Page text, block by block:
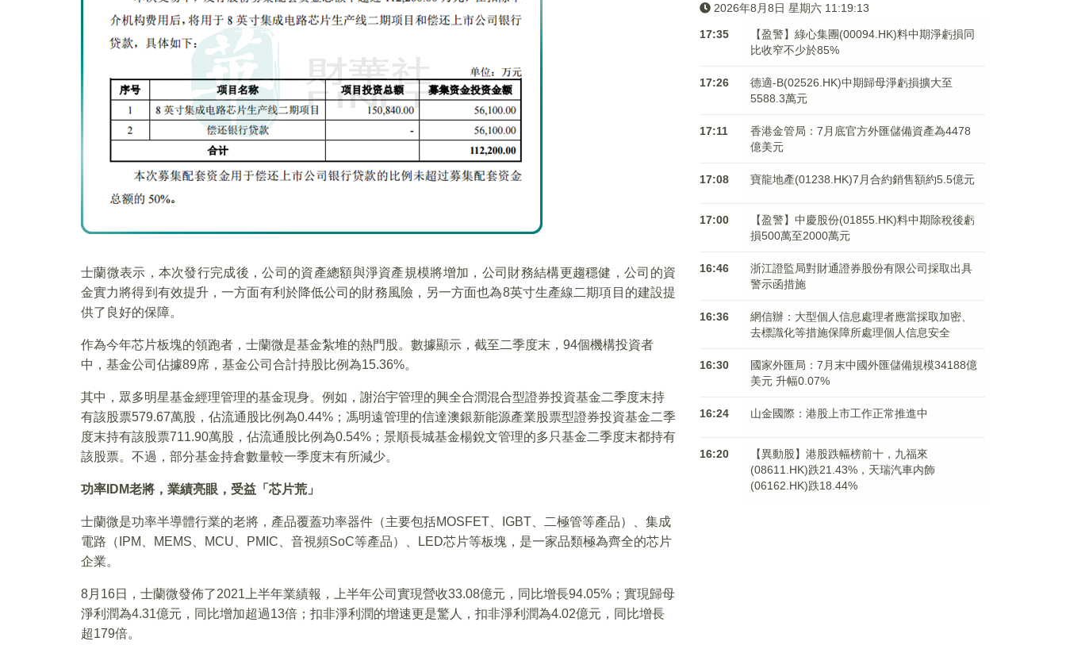
士蘭微表示，本次發行完成後，公司的資產總額與淨資產規模將增加，公司財務結構更趨穩健，公司的資
金實力將得到有效提升，一方面有利於降低公司的財務風險，另一方面也為8英寸生產線二期項目的建設提
供了良好的保障。
作為今年芯片板塊的領跑者，士蘭微是基金紮堆的熱門股。數據顯示，截至二季度末，94個機構投資者
中，基金公司佔據89席，基金公司合計持股比例為15.36%。
其中，眾多明星基金經理管理的基金現身。例如，謝治宇管理的興全合潤混合型證券投資基金二季度末持
有該股票579.67萬股，佔流通股比例為0.44%；馮明遠管理的信達澳銀新能源產業股票型證券投資基金二季
度末持有該股票711.90萬股，佔流通股比例為0.54%；景順長城基金楊銳文管理的多只基金二季度末都持有
該股票。不過，部分基金持倉數量較一季度末有所減少。
功率IDM老將，業績亮眼，受益「芯片荒」
士蘭微是功率半導體行業的老將，產品覆蓋功率器件（主要包括MOSFET、IGBT、二極管等產品）、集成
電路（IPM、MEMS、MCU、PMIC、音視頻SoC等產品）、LED芯片等板塊，是一家品類極為齊全的芯片
企業。
8月16日，士蘭微發佈了2021上半年業績報，上半年公司實現營收33.08億元，同比增長94.05%；實現歸母
淨利潤為4.31億元，同比增加超過13倍；扣非淨利潤的增速更是驚人，扣非淨利潤為4.02億元，同比增長
超179倍。
2026年8月8日 星期六 11:19:14
17:35
【盈警】綠心集團(00094.HK)料中期淨虧損同
比收窄不少於85%
17:26
德適-B(02526.HK)中期歸母淨虧損擴大至
5588.3萬元
17:11
香港金管局：7月底官方外匯儲備資產為4478
億美元
17:08 寶龍地產(01238.HK)7月合約銷售額約5.5億元
17:00
【盈警】中慶股份(01855.HK)料中期除稅後虧
損500萬至2000萬元
16:46
浙江證監局對財通證券股份有限公司採取出具
警示函措施
16:36
網信辦：大型個人信息處理者應當採取加密、
去標識化等措施保障所處理個人信息安全
16:30
國家外匯局：7月末中國外匯儲備規模34188億
美元 升幅0.07%
16:24 山金國際：港股上市工作正常推進中
16:20
【異動股】港股跌幅榜前十，九福來
(08611.HK)跌21.43%，天瑞汽車内飾
(06162.HK)跌18.44%